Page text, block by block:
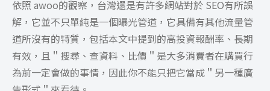
依照 awoo的觀察，台灣還是有許多網站對於 SEO有所誤
解，它並不只單純是一個曝光管道，它具備有其他流量管
道所沒有的特質，包括本文中提到的高投資報酬率、長期
有效，且＂搜尋、查資料、比價＂是大多消費者在購買行
為前一定會做的事情，因此你不能只把它當成＂另一種廣